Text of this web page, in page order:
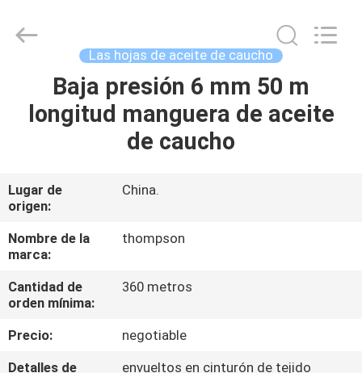
HOGAR
PRODUCTOS
SOBRE
NOSOTROS
VIAJE
DE
LA
Supplier.
Copyright
Rights
Reserved.
Developed
ECER
Las hojas de aceite de caucho
Baja presión 6 mm 50 m
longitud manguera de aceite
de caucho
Lugar de
origen:
China.
Nombre de la
marca:
thompson
Cantidad de
orden mínima:
360 metros
Precio:
negotiable
Detalles de
envueltos en cinturón de tejido